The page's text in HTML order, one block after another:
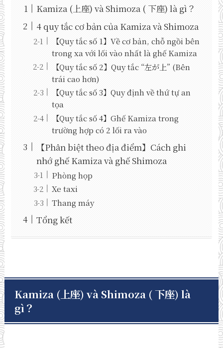
Kamiza (上座) và Shimoza ( 下座) là gì？
4 quy tắc cơ bản của Kamiza và Shimoza
【Quy tắc số 1】Về cơ bản, chỗ ngồi bên
trong xa với lối vào nhất là ghế Kamiza
【Quy tắc số 2】Quy tắc “左が上” (Bên
trái cao hơn)
【Quy tắc số 3】Quy định về thứ tự an
tọa
【Quy tắc số 4】Ghế Kamiza trong
trường hợp có 2 lối ra vào
【Phân biệt theo địa điểm】Cách ghi
nhớ ghế Kamiza và ghế Shimoza
Phòng họp
Xe taxi
Thang máy
Tổng kết
Kamiza (上座) và Shimoza ( 下座) là
gì？